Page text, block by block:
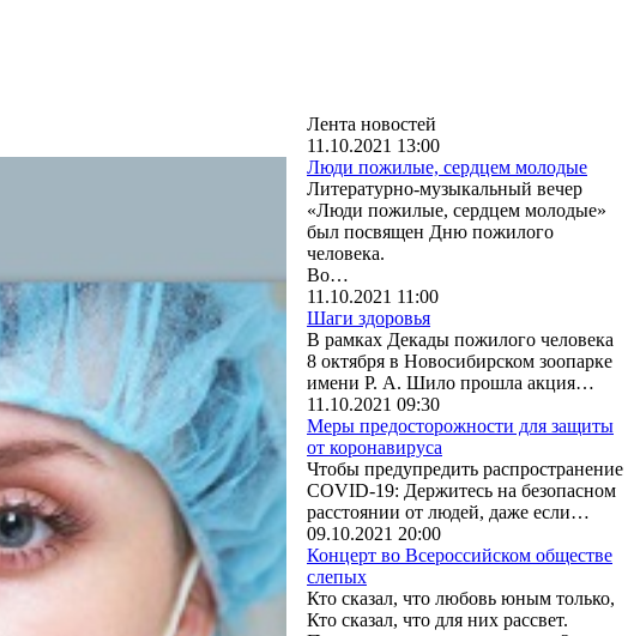
Лента новостей
11.10.2021 13:00
Люди пожилые, сердцем молодые
Литературно-музыкальный вечер
«Люди пожилые, сердцем молодые»
был посвящен Дню пожилого
человека.
Во…
11.10.2021 11:00
Шаги здоровья
В рамках Декады пожилого человека
8 октября в Новосибирском зоопарке
имени Р. А. Шило прошла акция…
11.10.2021 09:30
Меры предосторожности для защиты
от коронавируса
Чтобы предупредить распространение
COVID-19: Держитесь на безопасном
расстоянии от людей, даже если…
09.10.2021 20:00
Концерт во Всероссийском обществе
слепых
Кто сказал, что любовь юным только,
Кто сказал, что для них рассвет.